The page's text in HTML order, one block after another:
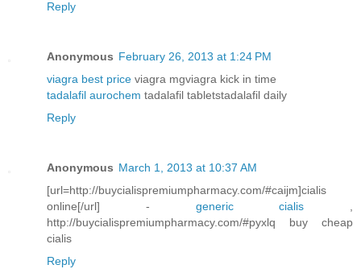
Reply
Anonymous February 26, 2013 at 1:24 PM
viagra best price viagra mgviagra kick in time
tadalafil aurochem tadalafil tabletstadalafil daily
Reply
Anonymous March 1, 2013 at 10:37 AM
[url=http://buycialispremiumpharmacy.com/#caijm]cialis
online[/url] - generic cialis
http://buycialispremiumpharmacy.com/#pyxlq buy cheap
cialis
Reply